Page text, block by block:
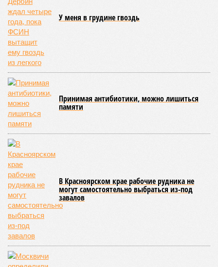
У меня в грудине гвоздь
Принимая антибиотики, можно лишиться
памяти
В Красноярском крае рабочие рудника не
могут самостоятельно выбраться из-под
завалов